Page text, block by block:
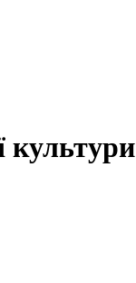
культури